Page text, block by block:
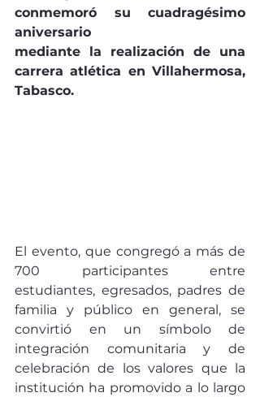
conmemoró su cuadragésimo
aniversario
mediante la realización de una
carrera atlética en Villahermosa,
Tabasco.
El evento, que congregó a más de
700 participantes entre
estudiantes, egresados, padres de
familia y público en general, se
convirtió en un símbolo de
integración comunitaria y de
celebración de los valores que la
institución ha promovido a lo largo